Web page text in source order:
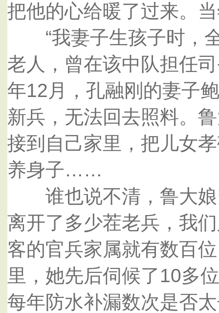
把他的心给暖了过来。
“我妻子生孩子时，全
老人，曾在该中队担任
年12月，孔融刚的妻子
新兵，无法回去照料。
接到自己家里，把儿女
养身子……
谁也说不清，鲁大娘
离开了多少茬老兵，我
客的官兵家属就有数百
里，她先后伺候了10多
每年防水补漏数次是否